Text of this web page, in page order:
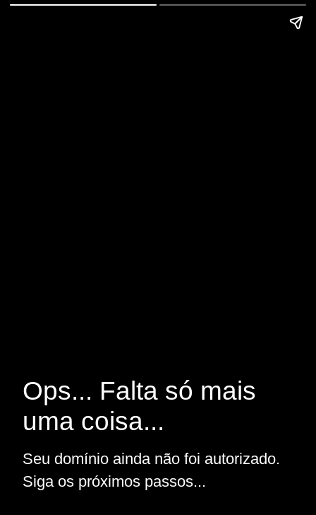
Ops... Falta só mais
uma coisa...
Seu domínio ainda não foi autorizado.
Siga os próximos passos...